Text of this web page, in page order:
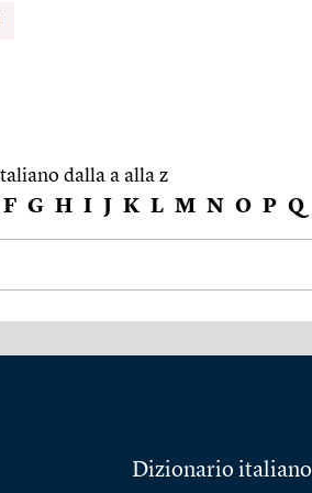
dalla a alla z
F G H I J K L M N O P Q
Dizionario italiano